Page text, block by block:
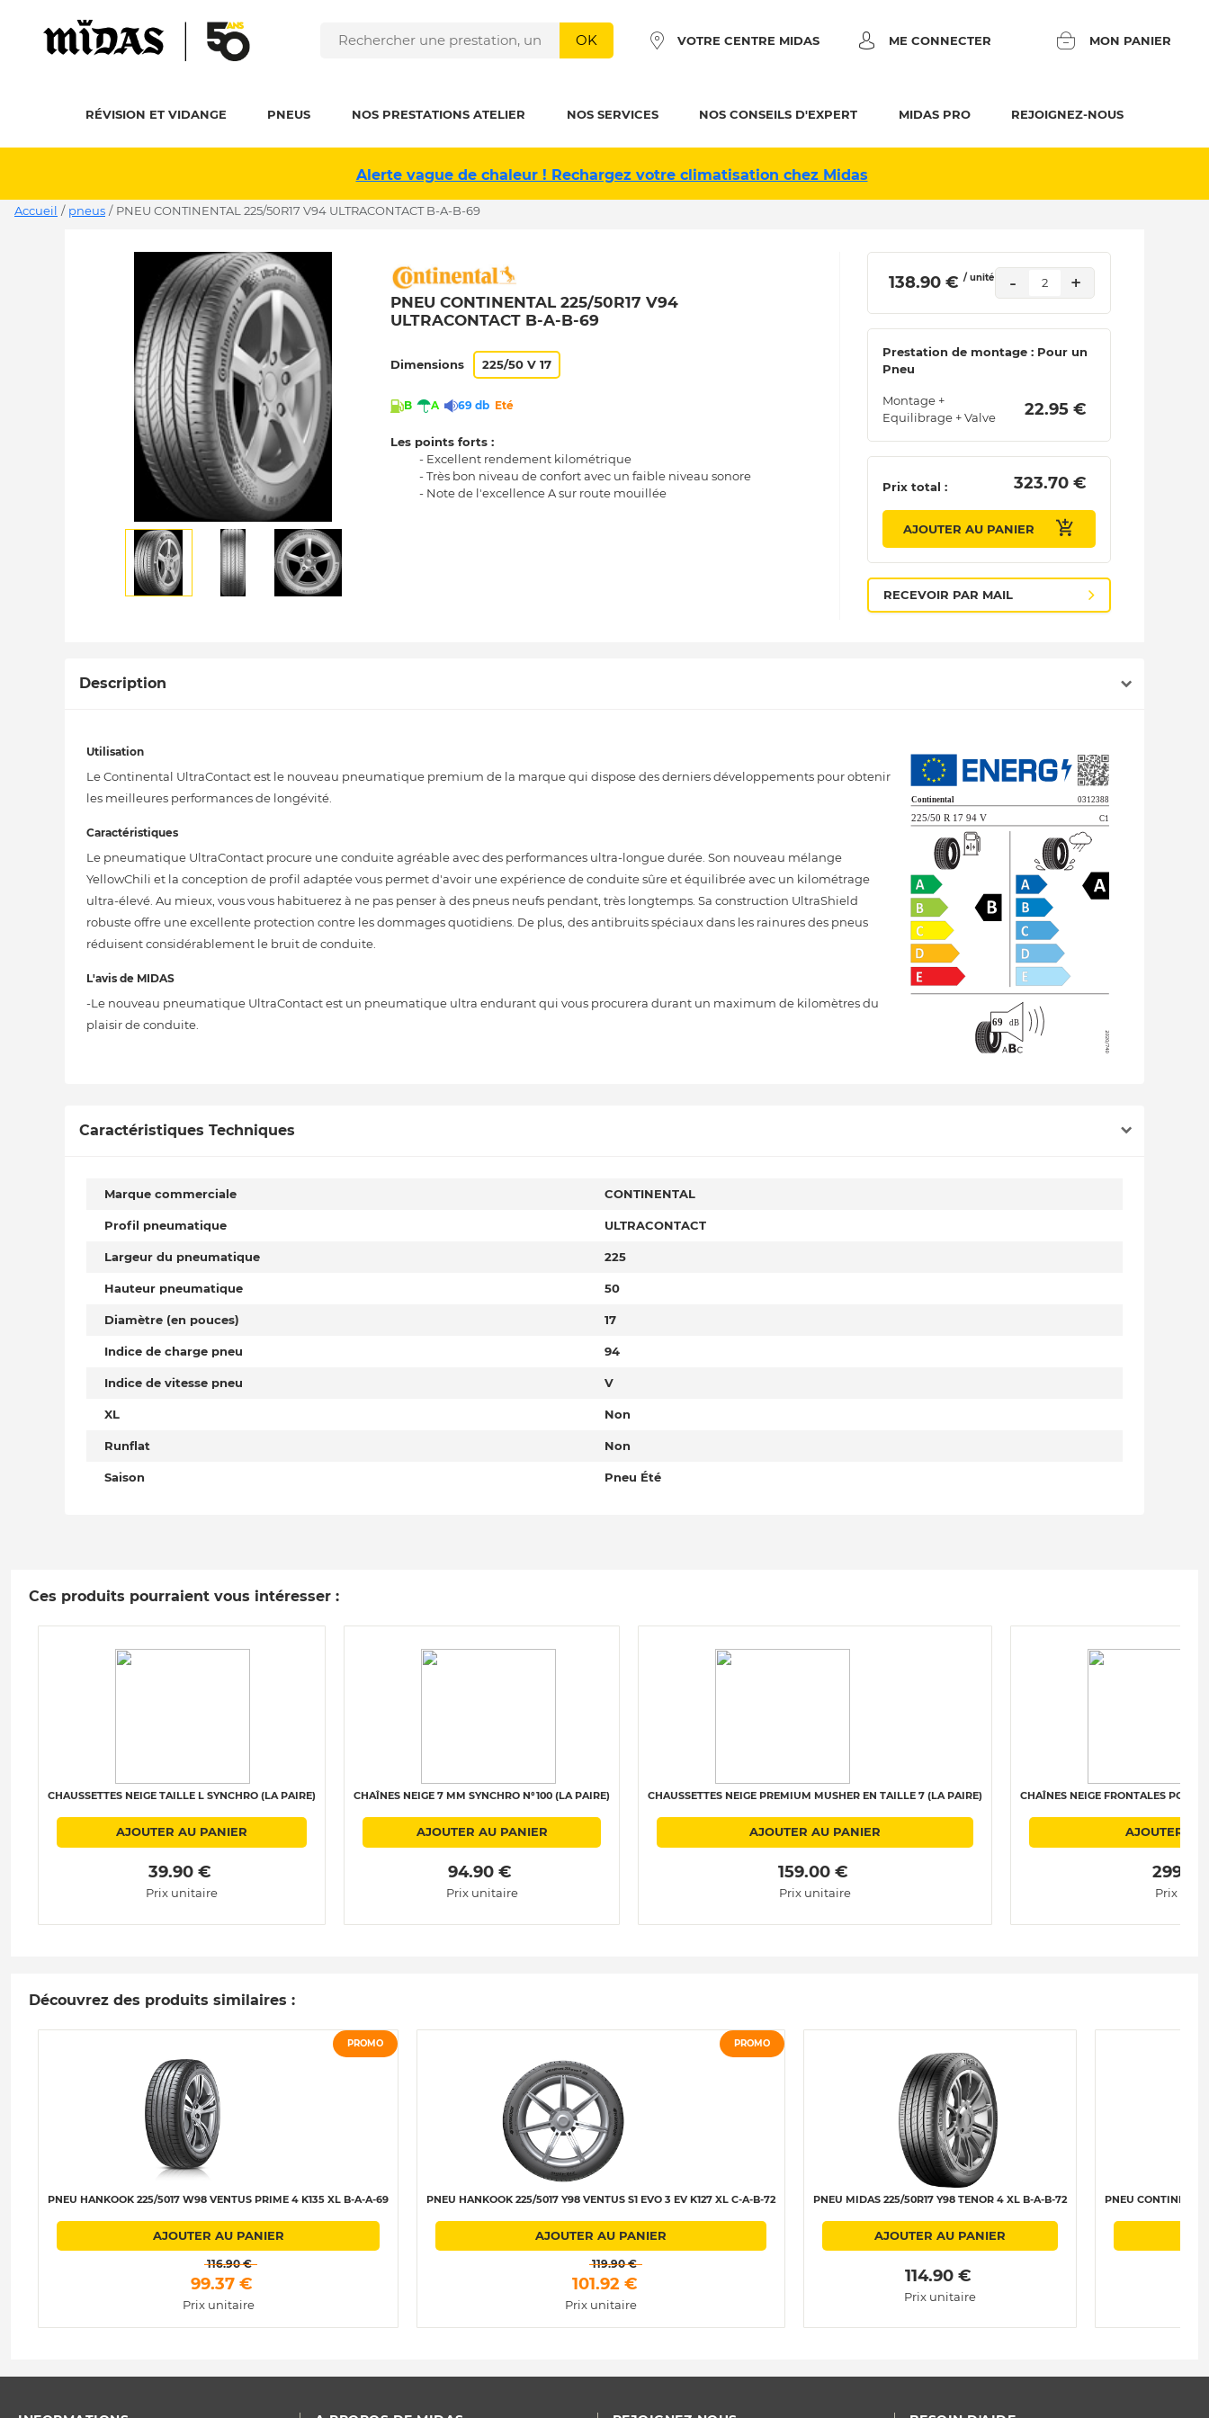
OK VOTRE CENTRE MIDAS ME CONNECTER MON PANIER
RÉVISION ET VIDANGE PNEUS NOS PRESTATIONS ATELIER NOS SERVICES NOS CONSEILS D'EXPERT MIDAS PRO REJOIGNEZ-NOUS
Alerte vague de chaleur ! Rechargez votre climatisation chez Midas
Accueil / pneus / PNEU CONTINENTAL 225/50R17 V94 ULTRACONTACT B-A-B-69
PNEU CONTINENTAL 225/50R17 V94
ULTRACONTACT B-A-B-69
Dimensions 225/50 V 17
B A 69 db Eté
Les points forts :
- Excellent rendement kilométrique
- Très bon niveau de confort avec un faible niveau sonore
- Note de l'excellence A sur route mouillée
138.90 € / unité - 2 +
Prestation de montage : Pour un
Pneu
Montage +
Equilibrage + Valve
22.95 €
Prix total : 323.70 €
AJOUTER AU PANIER
RECEVOIR PAR MAIL
Description
Utilisation
Le Continental UltraContact est le nouveau pneumatique premium de la marque qui dispose des derniers développements pour obtenir
les meilleures performances de longévité.
Caractéristiques
Le pneumatique UltraContact procure une conduite agréable avec des performances ultra-longue durée. Son nouveau mélange
YellowChili et la conception de profil adaptée vous permet d'avoir une expérience de conduite sûre et équilibrée avec un kilométrage
ultra-élevé. Au mieux, vous vous habituerez à ne pas penser à des pneus neufs pendant, très longtemps. Sa construction UltraShield
robuste offre une excellente protection contre les dommages quotidiens. De plus, des antibruits spéciaux dans les rainures des pneus
réduisent considérablement le bruit de conduite.
L'avis de MIDAS
-Le nouveau pneumatique UltraContact est un pneumatique ultra endurant qui vous procurera durant un maximum de kilomètres du
plaisir de conduite.
Caractéristiques Techniques
Marque commerciale CONTINENTAL
Profil pneumatique ULTRACONTACT
Largeur du pneumatique 225
Hauteur pneumatique 50
Diamètre (en pouces) 17
Indice de charge pneu 94
Indice de vitesse pneu V
XL Non
Runflat Non
Saison Pneu Été
Ces produits pourraient vous intéresser :
CHAUSSETTES NEIGE TAILLE L SYNCHRO (LA PAIRE)
AJOUTER AU PANIER
39.90 €
Prix unitaire
CHAÎNES NEIGE 7 MM SYNCHRO N°100 (LA PAIRE)
AJOUTER AU PANIER
94.90 €
Prix unitaire
CHAUSSETTES NEIGE PREMIUM MUSHER EN TAILLE 7 (LA PAIRE)
AJOUTER AU PANIER
159.00 €
Prix unitaire
CHAÎNES NEIGE FRONTALES
AJOUTER
Prix
Découvrez des produits similaires :
PROMO
PNEU HANKOOK 225/5017 W98 VENTUS PRIME 4 K135 XL B-A-A-69
AJOUTER AU PANIER
116.90 €
99.37 €
Prix unitaire
PROMO
PNEU HANKOOK 225/5017 Y98 VENTUS S1 EVO 3 EV K127 XL C-A-B-72
AJOUTER AU PANIER
119.90 €
101.92 €
Prix unitaire
PNEU MIDAS 225/50R17 Y98 TENOR 4 XL B-A-B-72
AJOUTER AU PANIER
114.90 €
Prix unitaire
PNEU